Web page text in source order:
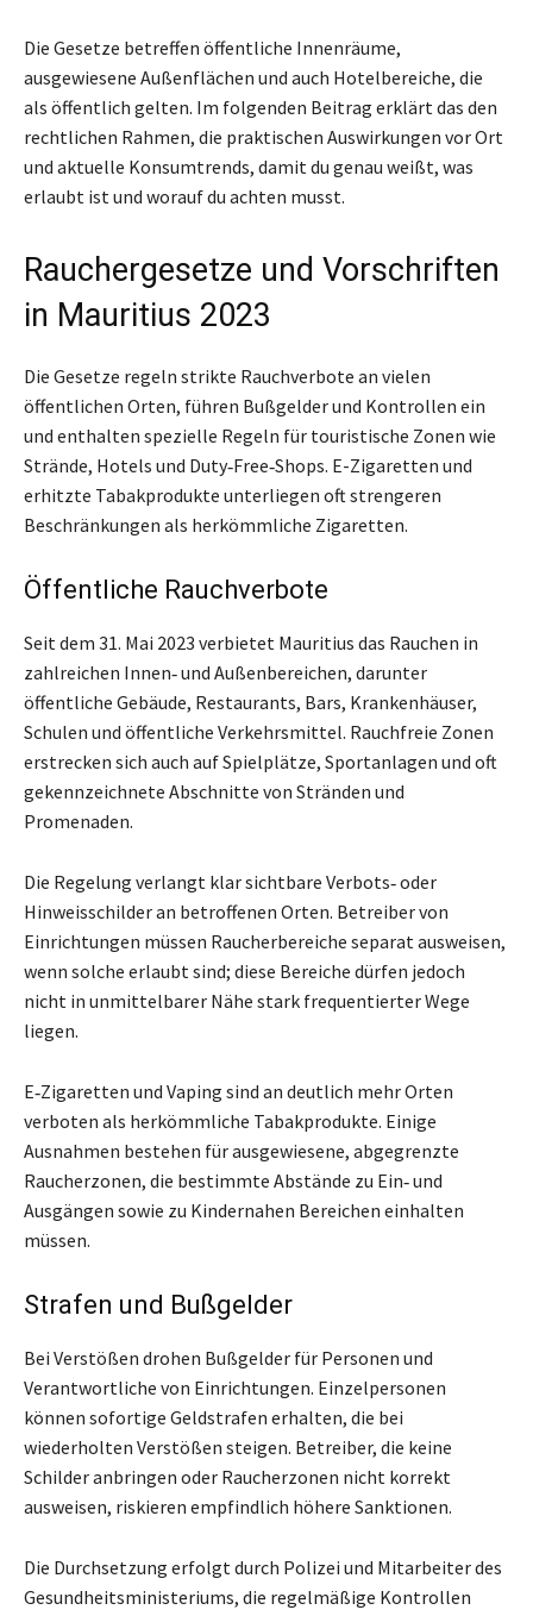
Die Gesetze betreffen öffentliche Innenräume,
ausgewiesene Außenflächen und auch Hotelbereiche, die
als öffentlich gelten. Im folgenden Beitrag erklärt das den
rechtlichen Rahmen, die praktischen Auswirkungen vor Ort
und aktuelle Konsumtrends, damit du genau weißt, was
erlaubt ist und worauf du achten musst.
Rauchergesetze und Vorschriften
in Mauritius 2023
Die Gesetze regeln strikte Rauchverbote an vielen
öffentlichen Orten, führen Bußgelder und Kontrollen ein
und enthalten spezielle Regeln für touristische Zonen wie
Strände, Hotels und Duty‑Free‑Shops. E-Zigaretten und
erhitzte Tabakprodukte unterliegen oft strengeren
Beschränkungen als herkömmliche Zigaretten.
Öffentliche Rauchverbote
Seit dem 31. Mai 2023 verbietet Mauritius das Rauchen in
zahlreichen Innen‑ und Außenbereichen, darunter
öffentliche Gebäude, Restaurants, Bars, Krankenhäuser,
Schulen und öffentliche Verkehrsmittel. Rauchfreie Zonen
erstrecken sich auch auf Spielplätze, Sportanlagen und oft
gekennzeichnete Abschnitte von Stränden und
Promenaden.
Die Regelung verlangt klar sichtbare Verbots‑ oder
Hinweisschilder an betroffenen Orten. Betreiber von
Einrichtungen müssen Raucherbereiche separat ausweisen,
wenn solche erlaubt sind; diese Bereiche dürfen jedoch
nicht in unmittelbarer Nähe stark frequentierter Wege
liegen.
E‑Zigaretten und Vaping sind an deutlich mehr Orten
verboten als herkömmliche Tabakprodukte. Einige
Ausnahmen bestehen für ausgewiesene, abgegrenzte
Raucherzonen, die bestimmte Abstände zu Ein‑ und
Ausgängen sowie zu Kindernahen Bereichen einhalten
müssen.
Strafen und Bußgelder
Bei Verstößen drohen Bußgelder für Personen und
Verantwortliche von Einrichtungen. Einzelpersonen
können sofortige Geldstrafen erhalten, die bei
wiederholten Verstößen steigen. Betreiber, die keine
Schilder anbringen oder Raucherzonen nicht korrekt
ausweisen, riskieren empfindlich höhere Sanktionen.
Die Durchsetzung erfolgt durch Polizei und Mitarbeiter des
Gesundheitsministeriums, die regelmäßige Kontrollen